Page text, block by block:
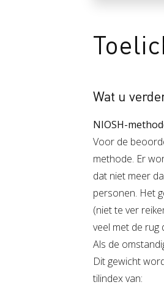
Wat u
NIOSH-
Voor de
methode. Er
dat niet meer
personen. Het
(niet te ver
veel met de rug
Als de
Dit gewicht
tilindex van: